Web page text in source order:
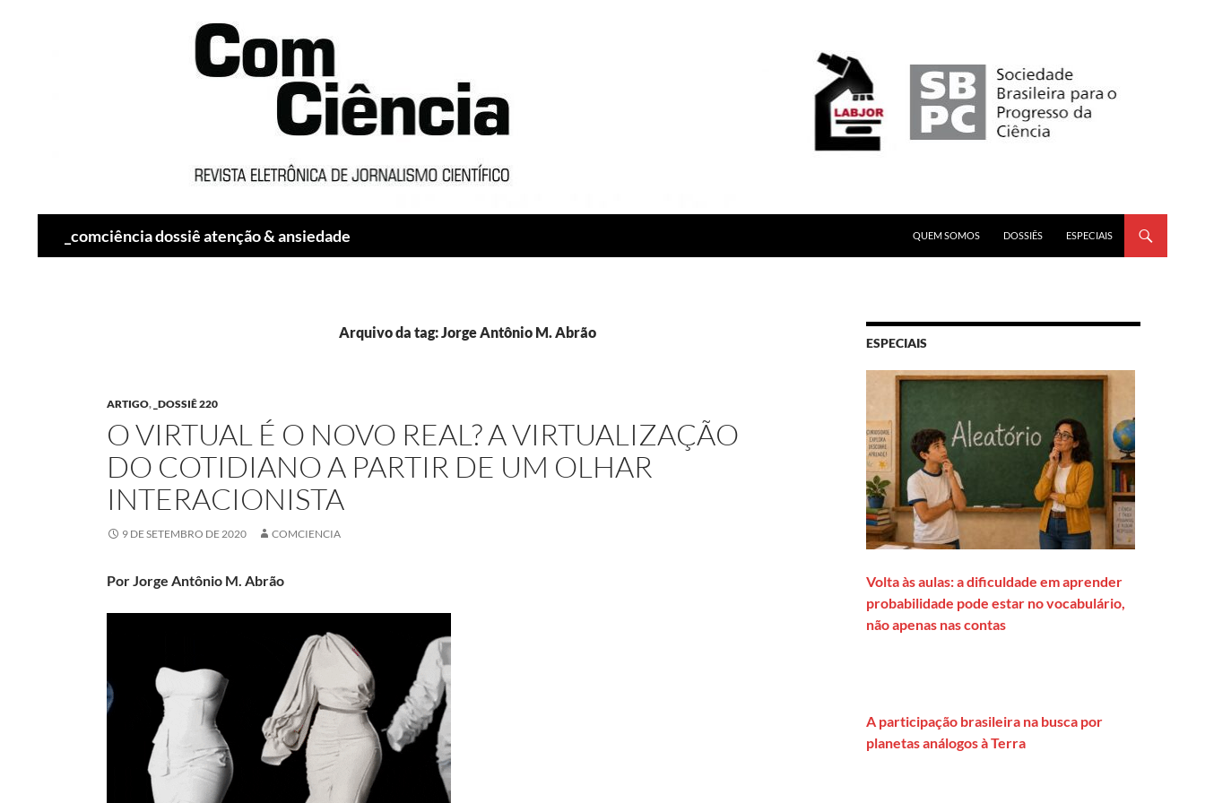
_comciência dossiê atenção & ansiedade
QUEM SOMOS
DOSSIÊS ESPECIAIS
Arquivo da tag: Jorge Antônio M. Abrão
ARTIGO, _DOSSIÊ 220
O VIRTUAL É O NOVO REAL? A VIRTUALIZAÇÃO
DO COTIDIANO A PARTIR DE UM OLHAR
INTERACIONISTA
9 DE SETEMBRO DE 2020 COMCIENCIA
Por Jorge Antônio M. Abrão
ESPECIAIS
Volta às aulas: a dificuldade em aprender
probabilidade pode estar no vocabulário,
não apenas nas contas
A participação brasileira na busca por
planetas análogos à Terra